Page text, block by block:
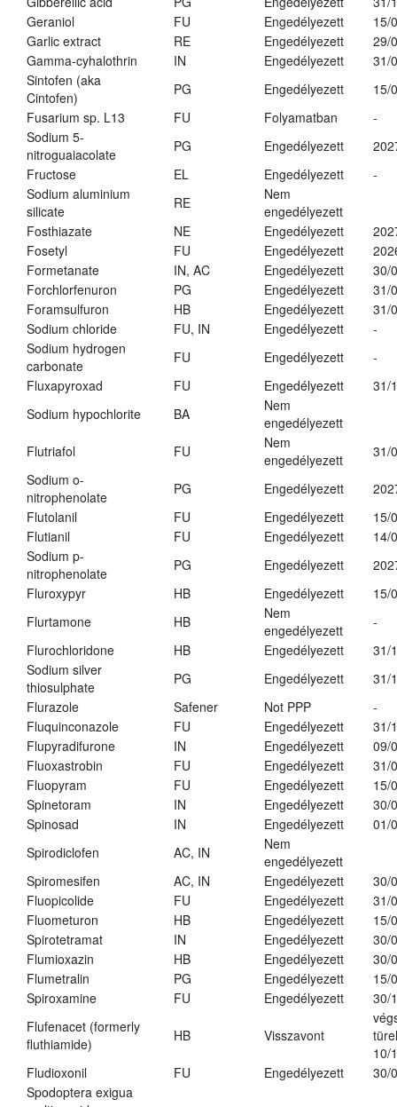
Geraniol
FU Engedélyezett
15/
Garlic extract
RE Engedélyezett
29/
Gamma-cyhalothrin
IN Engedélyezett
31/
Sintofen (aka
Cintofen)
PG Engedélyezett
15/
Fusarium sp. L13
FU Folyamatban
-
Sodium 5-
nitroguaiacolate
PG Engedélyezett
Fructose
EL Engedélyezett
-
Sodium aluminium
silicate
RE
Nem
engedélyezett
Fosthiazate
NE Engedélyezett
Fosetyl
FU Engedélyezett
Formetanate
IN, AC Engedélyezett
30/
Forchlorfenuron
PG Engedélyezett
31/
Foramsulfuron
HB Engedélyezett
31/
Sodium chloride
FU, IN Engedélyezett
-
Sodium hydrogen
carbonate
FU Engedélyezett
-
Fluxapyroxad
FU Engedélyezett
31/
Sodium hypochlorite
BA
Nem
engedélyezett
Flutriafol
FU
Nem
engedélyezett
31/
Sodium o-
nitrophenolate
PG Engedélyezett
Flutolanil
FU Engedélyezett
15/
Flutianil
FU Engedélyezett
14/
Sodium p-
nitrophenolate
PG Engedélyezett
Fluroxypyr
HB Engedélyezett
15/
Flurtamone
HB
Nem
engedélyezett
-
Flurochloridone
HB Engedélyezett
31/
Sodium silver
thiosulphate
PG Engedélyezett
31/
Flurazole
Safener Not PPP
-
Fluquinconazole
FU Engedélyezett
31/
Flupyradifurone
IN Engedélyezett
09/
Fluoxastrobin
FU Engedélyezett
31/
Fluopyram
FU Engedélyezett
15/
Spinetoram
IN Engedélyezett
30/
Spinosad
IN Engedélyezett
01/
Spirodiclofen
AC, IN
Nem
engedélyezett
Spiromesifen
AC, IN Engedélyezett
30/
Fluopicolide
FU Engedélyezett
31/
Fluometuron
HB Engedélyezett
15/
Spirotetramat
IN Engedélyezett
30/
Flumioxazin
HB Engedélyezett
30/
Flumetralin
PG Engedélyezett
15/
Spiroxamine
FU Engedélyezett
30/
Flufenacet (formerly
fluthiamide)
HB Visszavont
10/
Fludioxonil
FU Engedélyezett
30/
Spodoptera exigua